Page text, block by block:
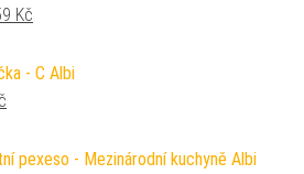
cena byla: 399 Kč.
Kč
- C Albi
cena byla: 29 Kč.
pexeso - Mezinárodní kuchyně Albi